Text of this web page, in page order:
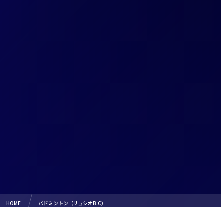
HOME バドミントン（リュシオB.C）